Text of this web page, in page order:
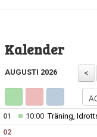
Kalender
AUGUSTI 2026
01 10:00Träning,
02